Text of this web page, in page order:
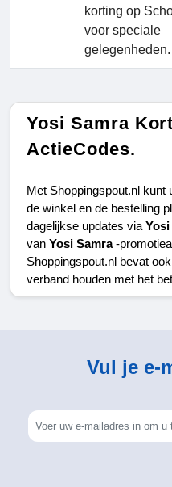
korting op
voor speciale
gelegenheden.
Yosi Samra
ActieCodes.
Met Shoppingspout.nl kunt
de winkel en de bestelling
dagelijkse updates via
van Yosi Samra -
Shoppingspout.nl bevat
verband houden met het
Vul je e-